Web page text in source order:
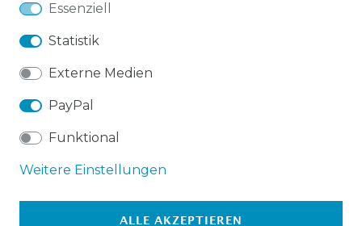
AGB Barrierefreiheitserklärung
Widerrufs­recht
Essenziell
Statistik
Externe Medien
PayPal
Funktional
Weitere Einstellungen
ALLE AKZEPTIEREN